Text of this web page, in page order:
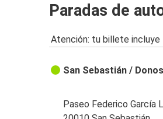
Paradas de
Atención: tu billete incluye
San Sebastián /
Paseo Federico García